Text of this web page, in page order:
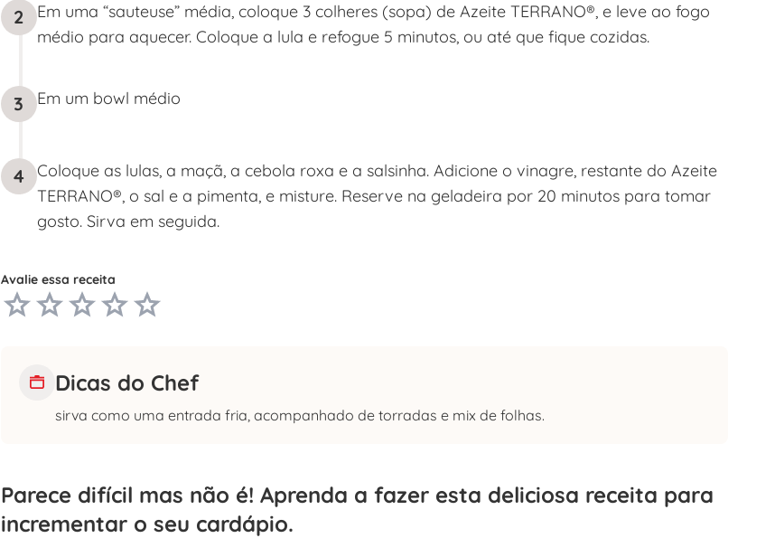
2
Em uma “sauteuse” média, coloque 3 colheres (sopa) de Azeite TERRANO®, e leve ao fogo
médio para aquecer. Coloque a lula e refogue 5 minutos, ou até que fique cozidas.
3 Em um bowl médio
4
Coloque as lulas, a maçã, a cebola roxa e a salsinha. Adicione o vinagre, restante do Azeite
TERRANO®, o sal e a pimenta, e misture. Reserve na geladeira por 20 minutos para tomar
gosto. Sirva em seguida.
Avalie essa receita
Dicas do Chef
sirva como uma entrada fria, acompanhado de torradas e mix de folhas.
Parece difícil mas não é! Aprenda a fazer esta deliciosa receita para
incrementar o seu cardápio.